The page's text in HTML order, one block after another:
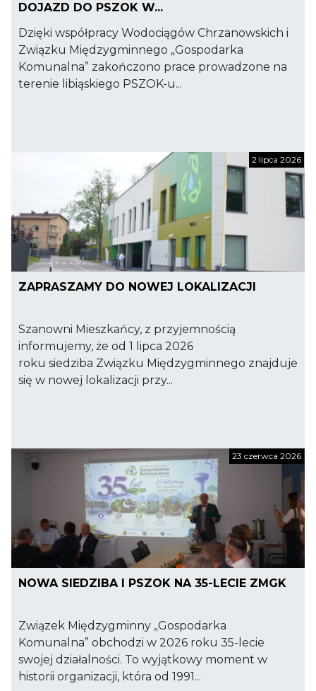
DOJAZD DO PSZOK W...
Dzięki współpracy Wodociągów Chrzanowskich i
Związku Międzygminnego „Gospodarka
Komunalna” zakończono prace prowadzone na
terenie libiąskiego PSZOK-u...
2 lipca 2026
ZAPRASZAMY DO NOWEJ LOKALIZACJI
Szanowni Mieszkańcy, z przyjemnością
informujemy, że od 1 lipca 2026
roku siedziba Związku Międzygminnego znajduje
się w nowej lokalizacji przy...
23 czerwca 2026
NOWA SIEDZIBA I PSZOK NA 35-LECIE ZMGK
Związek Międzygminny „Gospodarka
Komunalna” obchodzi w 2026 roku 35-lecie
swojej działalności. To wyjątkowy moment w
historii organizacji, która od 1991...